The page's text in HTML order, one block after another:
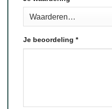
Je beoordeling *